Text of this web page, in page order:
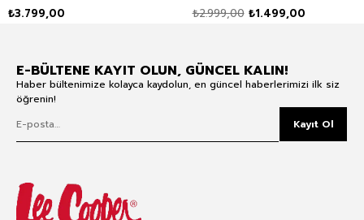
₺3.799,00
₺1.499,00
₺2.999,00
E-BÜLTENE KAYIT OLUN, GÜNCEL KALIN!
Haber bültenimize kolayca kaydolun, en güncel haberlerimizi ilk siz
öğrenin!
Kayıt Ol